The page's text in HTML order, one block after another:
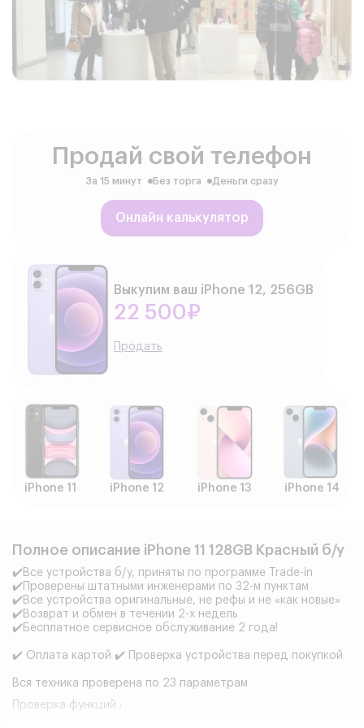
Продай свой телефон
За 15 минут Без торга Деньги сразу
Онлайн калькулятор
Выкупим ваш iPhone 12, 256GB
22 500₽
Продать
iPhone 11 iPhone 12 iPhone 13 iPhone 14
Полное описание iPhone 11 128GB Красный б/у
✔️Все устройства б/у, приняты по программе Trade-in
✔️Проверены штатными инженерами по 32-м пунктам
✔️Все устройства оригинальные, не рефы и не «как новые»
✔️Возврат и обмен в течении 2-х недель
✔️Бесплатное сервисное обслуживание 2 года!
✔️ Оплата картой ✔️ Проверка устройства перед покупкой
Вся техника проверена по 23 параметрам
Проверка функций :